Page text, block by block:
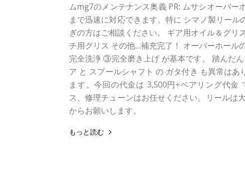
ムmg7のメンテナンス奥義 PR: ムサシオーバ
まで迅速に対応できます。特に シマノ製リー
ぎの方はご相談ください。 ギア用オイル＆グリ
チ用グリス その他...補充完了！ オーバーホー
完全洗浄 ③完全磨き上げ が基本です。 踏んだ
ア と スプールシャフト の ガタ付き も異常は
ます。今回の代金は 3,500円+ベアリング代
ス、修理チューンはお任せください。リールは
からお願いします。
もっと読む